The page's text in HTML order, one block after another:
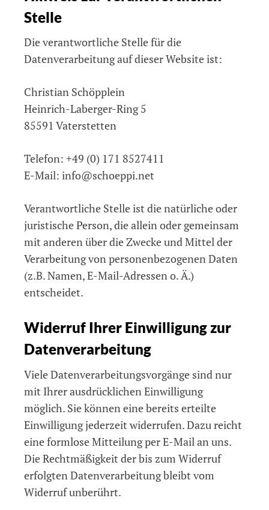
Stelle
Die verantwortliche Stelle für die
Datenverarbeitung auf dieser Website ist:
Christian Schöpplein
Heinrich-Laberger-Ring 5
85591 Vaterstetten
Telefon: +49 (0) 171 8527411
E-Mail: info@schoeppi.net
Verantwortliche Stelle ist die natürliche oder
juristische Person, die allein oder gemeinsam
mit anderen über die Zwecke und Mittel der
Verarbeitung von personenbezogenen Daten
(z.B. Namen, E-Mail-Adressen o. Ä.)
entscheidet.
Widerruf Ihrer Einwilligung zur
Datenverarbeitung
Viele Datenverarbeitungsvorgänge sind nur
mit Ihrer ausdrücklichen Einwilligung
möglich. Sie können eine bereits erteilte
Einwilligung jederzeit widerrufen. Dazu reicht
eine formlose Mitteilung per E-Mail an uns.
Die Rechtmäßigkeit der bis zum Widerruf
erfolgten Datenverarbeitung bleibt vom
Widerruf unberührt.